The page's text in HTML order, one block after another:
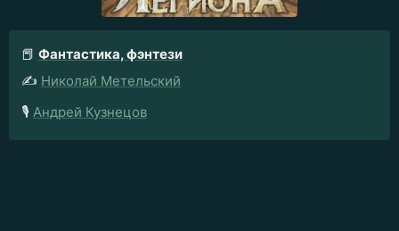
📕 Фантастика, фэнтези
✍️ Николай Метельский
🎙️ Андрей Кузнецов